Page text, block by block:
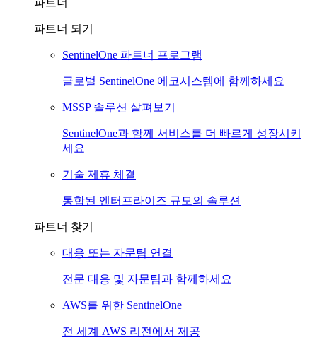
파트너
파트너 되기
SentinelOne 파트너 프로그램
글로벌 SentinelOne 에코시스템에 함께하세요
MSSP 솔루션 살펴보기
SentinelOne과 함께 서비스를 더 빠르게 성장시키
세요
기술 제휴 체결
통합된 엔터프라이즈 규모의 솔루션
파트너 찾기
대응 또는 자문팀 연결
전문 대응 및 자문팀과 함께하세요
AWS를 위한 SentinelOne
전 세계 AWS 리전에서 제공